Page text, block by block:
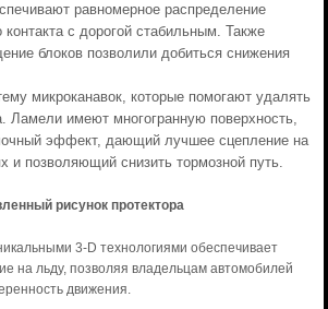
равномерное распределение
контакта с дорогой стабильным. Также
блоков позволили добиться снижения
микроканавок, которые помогают удалять
Ламели имеют многогранную поверхность,
эффект, дающий лучшее сцепление на
и позволяющий снизить тормозной путь.
рисунок протектора
3-D технологиями обеспечивает
на льду, позволяя владельцам автомобилей
движения.